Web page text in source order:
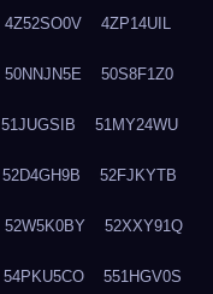
4Z52SO0V 4ZP14UIL
50NNJN5E 50S8F1Z0
51JUGSIB 51MY24WU
52D4GH9B 52FJKYTB
52W5K0BY 52XXY91Q
54PKU5CO 551HGV0S